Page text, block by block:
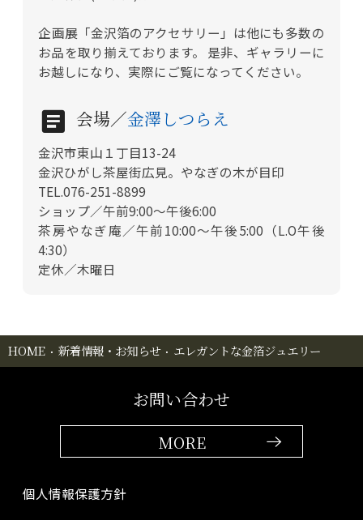
企画展「金沢箔のアクセサリー」は他にも多数の
お品を取り揃えております。 是非、ギャラリーに
お越しになり、実際にご覧になってください。
会場／金澤しつらえ
金沢市東山１丁目13-24
金沢ひがし茶屋街広見。やなぎの木が目印
TEL.076-251-8899
ショップ／午前9:00～午後6:00
茶房やなぎ庵／午前10:00～午後5:00（L.O午後
4:30）
定休／木曜日
HOME 新着情報・お知らせ エレガントな金箔ジュエリー
お問い合わせ
MORE
個人情報保護方針